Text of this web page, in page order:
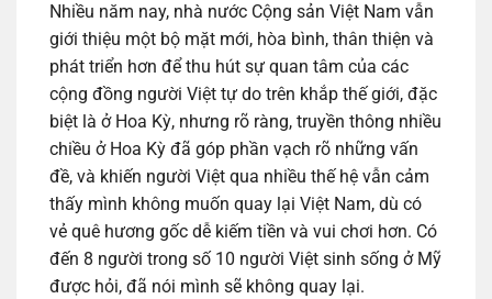
Nhiều năm nay, nhà nước Cộng sản Việt Nam vẫn
giới thiệu một bộ mặt mới, hòa bình, thân thiện và
phát triển hơn để thu hút sự quan tâm của các
cộng đồng người Việt tự do trên khắp thế giới, đặc
biệt là ở Hoa Kỳ, nhưng rõ ràng, truyền thông nhiều
chiều ở Hoa Kỳ đã góp phần vạch rõ những vấn
đề, và khiến người Việt qua nhiều thế hệ vẫn cảm
thấy mình không muốn quay lại Việt Nam, dù có
vẻ quê hương gốc dễ kiếm tiền và vui chơi hơn. Có
đến 8 người trong số 10 người Việt sinh sống ở Mỹ
được hỏi, đã nói mình sẽ không quay lại.